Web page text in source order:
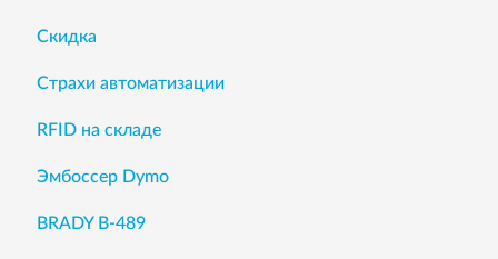
Скидка
Страхи автоматизации
RFID на складе
Эмбоссер Dymo
BRADY B-489